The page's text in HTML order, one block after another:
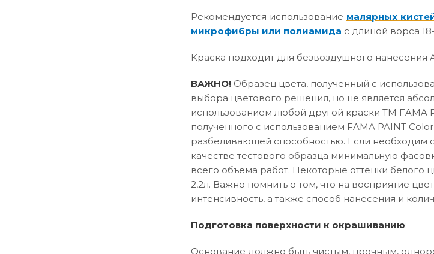
Рекомендуется использование малярных
микрофибры или полиамида с длиной ворса
Краска подходит для безвоздушного нанесения
ВАЖНО! Образец цвета, полученный с
выбора цветового решения, но не является
использованием любой другой краски ТМ FAMA
полученного с использованием FAMA PAINT
разбеливающей способностью. Если необходим
качестве тестового образца минимальную
всего объема работ. Некоторые оттенки белого
2,2л. Важно помнить о том, что на восприятие
интенсивность, а также способ нанесения и
Подготовка поверхности к окрашиванию:
Основание должно быть чистым, прочным,